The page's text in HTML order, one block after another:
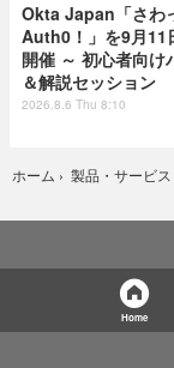
Okta Japan「さわ
Auth0！」を9月11
開催 ～ 初心者向け
＆解説セッション
2026.8.6 Thu 8:10
ホーム › 製品・サービス
Home